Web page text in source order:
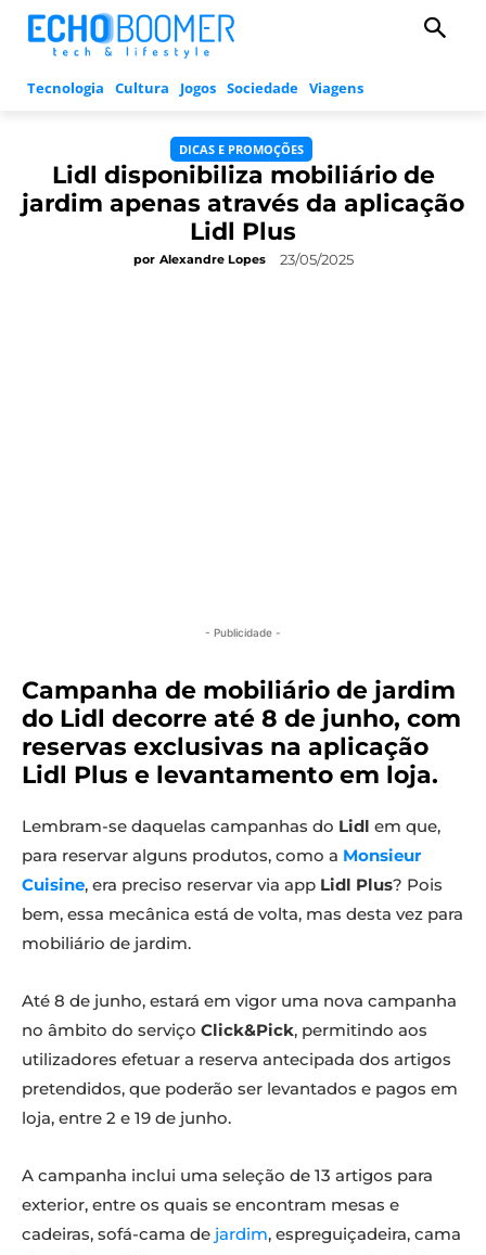
Tecnologia Cultura Jogos Sociedade Viagens
DICAS E PROMOÇÕES
Lidl disponibiliza mobiliário de
jardim apenas através da aplicação
Lidl Plus
por Alexandre Lopes 23/05/2025
- Publicidade -
Campanha de mobiliário de jardim
do Lidl decorre até 8 de junho, com
reservas exclusivas na aplicação
Lidl Plus e levantamento em loja.
Lembram-se daquelas campanhas do Lidl em que,
para reservar alguns produtos, como a Monsieur
Cuisine, era preciso reservar via app Lidl Plus? Pois
bem, essa mecânica está de volta, mas desta vez para
mobiliário de jardim.
Até 8 de junho, estará em vigor uma nova campanha
no âmbito do serviço Click&Pick, permitindo aos
utilizadores efetuar a reserva antecipada dos artigos
pretendidos, que poderão ser levantados e pagos em
loja, entre 2 e 19 de junho.
A campanha inclui uma seleção de 13 artigos para
exterior, entre os quais se encontram mesas e
cadeiras, sofá-cama de jardim, espreguiçadeira, cama